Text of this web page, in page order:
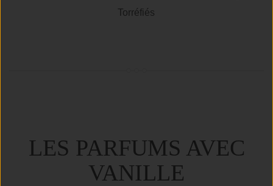
Torréfiés
LES PARFUMS AVEC
VANILLE